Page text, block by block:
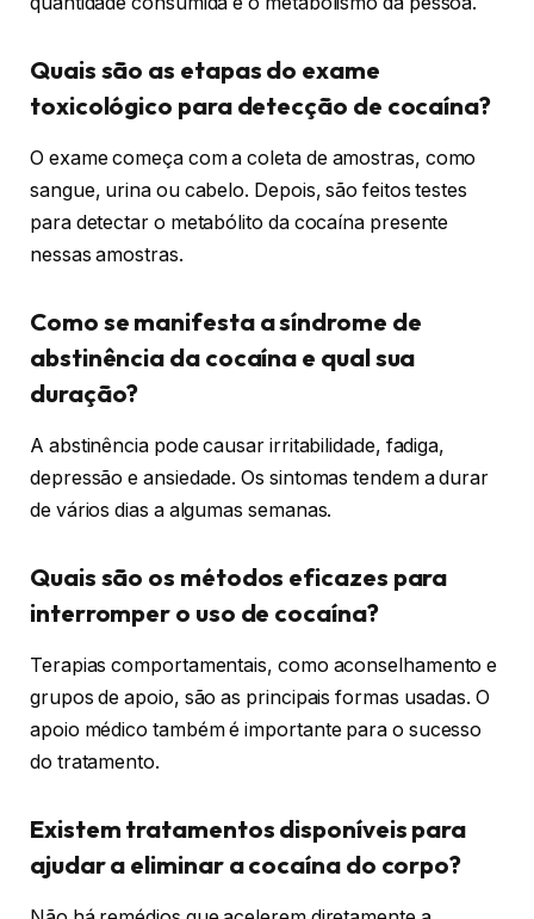
Quais são as etapas do exame
toxicológico para detecção de cocaína?
O exame começa com a coleta de amostras, como
sangue, urina ou cabelo. Depois, são feitos testes
para detectar o metabólito da cocaína presente
nessas amostras.
Como se manifesta a síndrome de
abstinência da cocaína e qual sua
duração?
A abstinência pode causar irritabilidade, fadiga,
depressão e ansiedade. Os sintomas tendem a durar
de vários dias a algumas semanas.
Quais são os métodos eficazes para
interromper o uso de cocaína?
Terapias comportamentais, como aconselhamento e
grupos de apoio, são as principais formas usadas. O
apoio médico também é importante para o sucesso
do tratamento.
Existem tratamentos disponíveis para
ajudar a eliminar a cocaína do corpo?